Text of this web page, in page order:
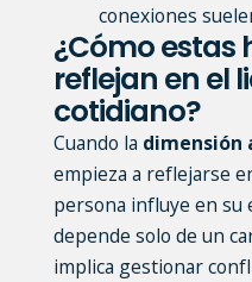
conexiones
¿Cómo estas
reflejan en el
cotidiano?
Cuando la dimensión
empieza a reflejarse
persona influye en su
depende solo de un
implica gestionar